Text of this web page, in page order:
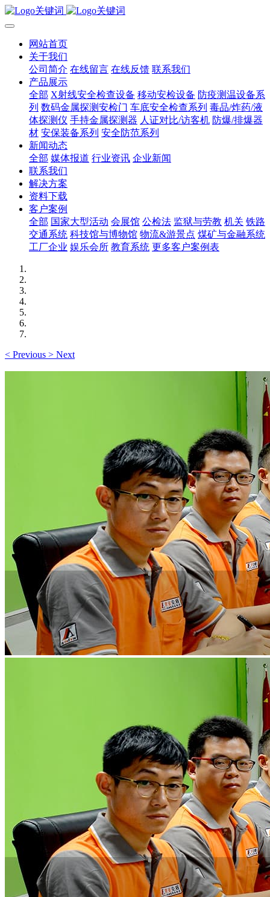
网站首页
关于我们
公司简介 在线留言 在线反馈 联系我们
产品展示
全部 X射线安全检查设备 移动安检设备 防疫测温设备系
列 数码金属探测安检门 车底安全检查系列 毒品/炸药/液
体探测仪 手持金属探测器 人证对比/访客机 防爆/排爆器
材 安保装备系列 安全防范系列
新闻动态
全部 媒体报道 行业资讯 企业新闻
联系我们
解决方案
资料下载
客户案例
全部 国家大型活动 会展馆 公检法 监狱与劳教 机关 铁路
交通系统 科技馆与博物馆 物流&游景点 煤矿与金融系统
工厂企业 娱乐会所 教育系统 更多客户案例表
< Previous > Next